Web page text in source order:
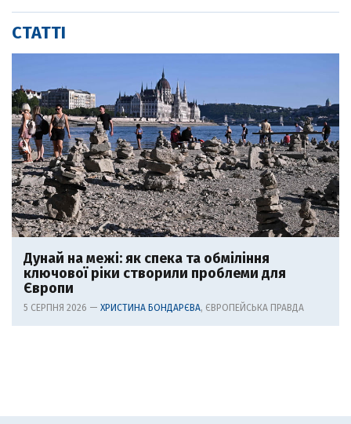
СТАТТІ
Дунай на межі: як спека та обміління
ключової ріки створили проблеми для
Європи
5 СЕРПНЯ 2026 — ХРИСТИНА БОНДАРЄВА, ЄВРОПЕЙСЬКА ПРАВДА